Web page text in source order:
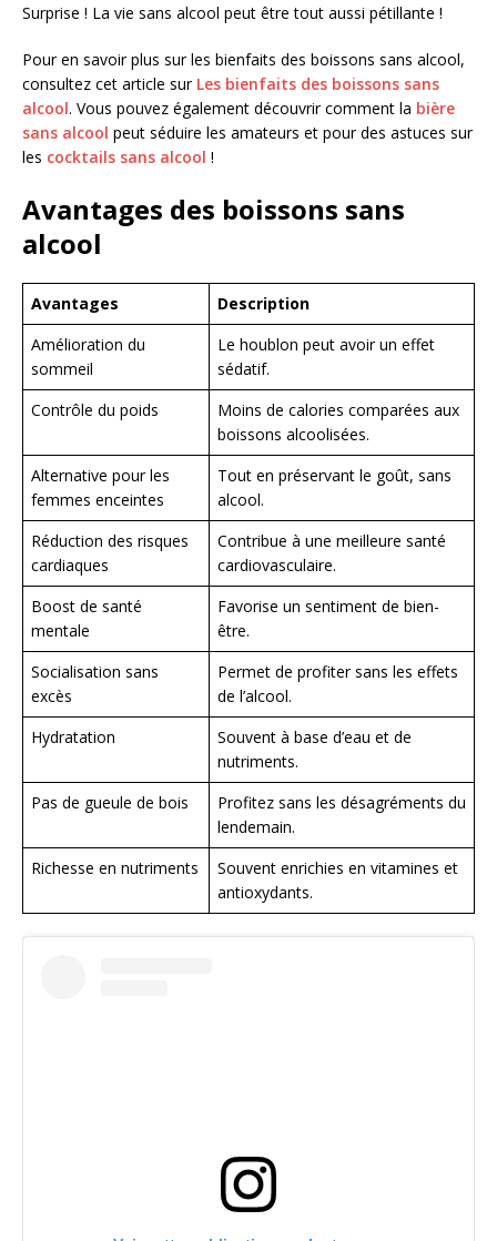
Surprise ! La vie sans alcool peut être tout aussi pétillante !
Pour en savoir plus sur les bienfaits des boissons sans alcool,
consultez cet article sur Les bienfaits des boissons sans
alcool. Vous pouvez également découvrir comment la bière
sans alcool peut séduire les amateurs et pour des astuces sur
les cocktails sans alcool !
Avantages des boissons sans
alcool
Avantages
Description
Amélioration du
sommeil
Le houblon peut avoir un effet
sédatif.
Contrôle du poids
Moins de calories comparées aux
boissons alcoolisées.
Alternative pour les
femmes enceintes
Tout en préservant le goût, sans
alcool.
Réduction des risques
cardiaques
Contribue à une meilleure santé
cardiovasculaire.
Boost de santé
mentale
Favorise un sentiment de bien-
être.
Socialisation sans
excès
Permet de profiter sans les effets
de l’alcool.
Hydratation
Souvent à base d’eau et de
nutriments.
Pas de gueule de bois
Profitez sans les désagréments du
lendemain.
Richesse en nutriments
Souvent enrichies en vitamines et
antioxydants.